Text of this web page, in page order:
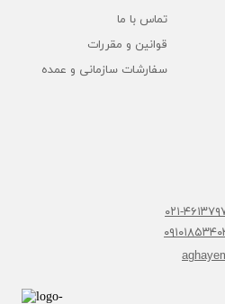
تماس با ما
قوانین و مقررات
سفارشات سازمانی و عمده
۰۲۱